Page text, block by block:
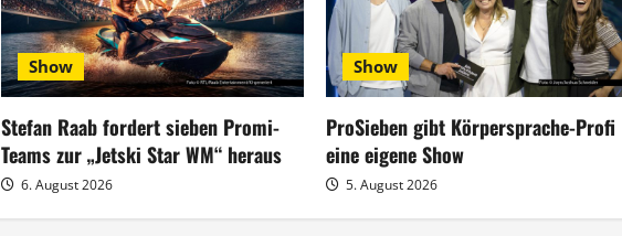
Show
Stefan Raab fordert sieben Promi-
Teams zur „Jetski Star WM“ heraus
6. August 2026
Show
ProSieben gibt Körpersprache-Profi
eine eigene Show
5. August 2026